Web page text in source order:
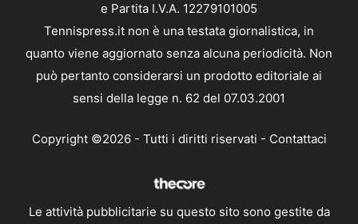
e Partita I.V.A. 12279101005
Tennispress.it non è una testata giornalistica, in
quanto viene aggiornato senza alcuna periodicità. Non
può pertanto considerarsi un prodotto editoriale ai
sensi della legge n. 62 del 07.03.2001
Copyright ©2026 - Tutti i diritti riservati - Contattaci
Le attività pubblicitarie su questo sito sono gestite da